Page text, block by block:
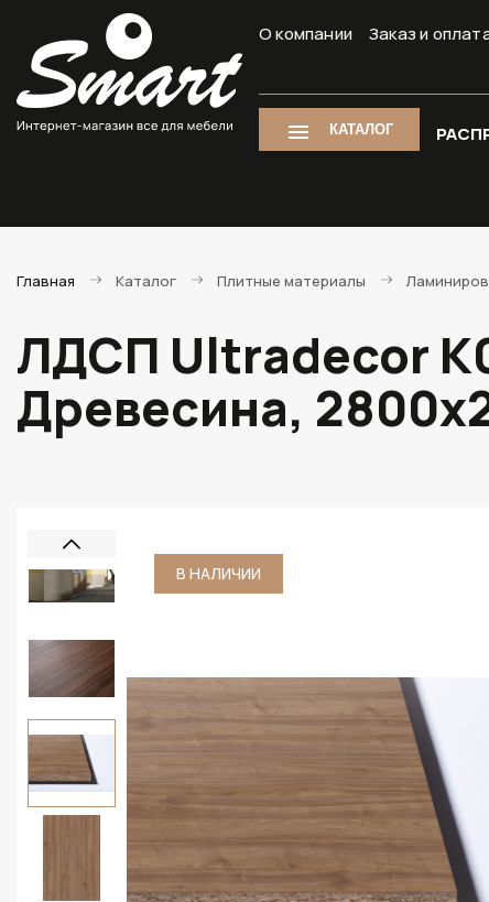
О компании Заказ и
КАТАЛОГ
Главная Каталог Плитные материалы
ЛДСП Ultradecor
Древесина,
В НАЛИЧИИ